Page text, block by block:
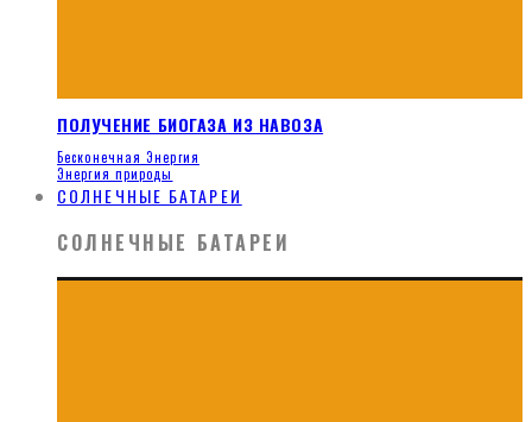
ПОЛУЧЕНИЕ БИОГАЗА ИЗ НАВОЗА
Бесконечная Энергия
Энергия природы
СОЛНЕЧНЫЕ БАТАРЕИ
СОЛНЕЧНЫЕ БАТАРЕИ